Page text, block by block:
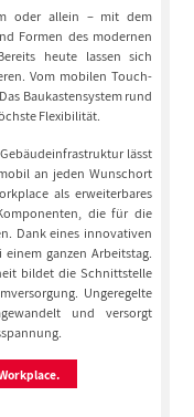
oder allein – mit dem
Formen des modernen
heute lassen sich
Vom mobilen Touch-
Baukastensystem rund
Flexibilität.
lässt
an jeden Wunschort
als erweiterbares
die für die
Dank eines innovativen
ganzen Arbeitstag.
bildet die Schnittstelle
Ungeregelte
und versorgt